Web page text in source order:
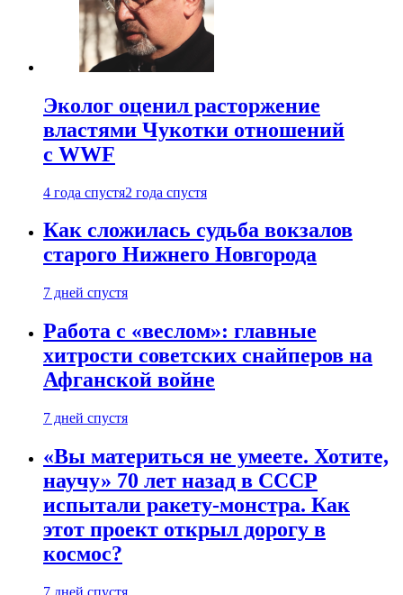
Эколог оценил расторжение
властями Чукотки отношений
с WWF
4 года спустя2 года спустя
Как сложилась судьба вокзалов
старого Нижнего Новгорода
7 дней спустя
Работа с «веслом»: главные
хитрости советских снайперов на
Афганской войне
7 дней спустя
«Вы материться не умеете. Хотите,
научу» 70 лет назад в СССР
испытали ракету-монстра. Как
этот проект открыл дорогу в
космос?
7 дней спустя